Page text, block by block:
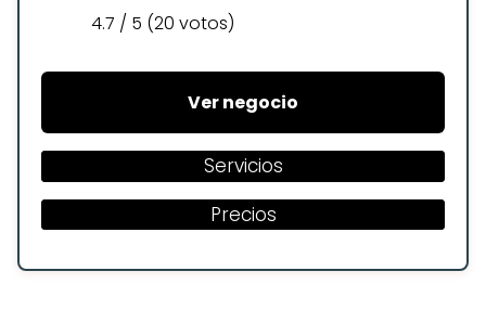
4.7 / 5 (20 votos)
Ver negocio
Servicios
Precios